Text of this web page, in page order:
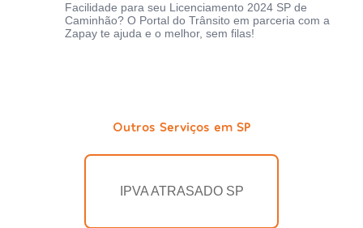
Facilidade para seu Licenciamento 2024 SP de
Caminhão? O Portal do Trânsito em parceria com a
Zapay te ajuda e o melhor, sem filas!
Outros Serviços em SP
IPVA ATRASADO SP